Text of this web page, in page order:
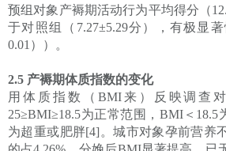
预组对象产褥期活动行为平均得分（
于对照组（7.27±5.29分），有极显著
0.01））。
2.5 产褥期体质指数的变化
用体质指数（BMI来）反映调查
25≥BMI≥18.5为正常范围，BMI＜18.5
为超重或肥胖[4]。城市对象孕前营养